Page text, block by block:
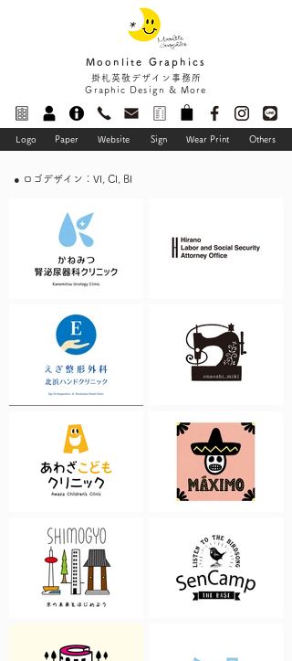
Moonlite Graphics
掛札英敬デザイン事務所
Graphic Design & More
Logo Paper Website Sign Wear Print Others
● ロゴデザイン：VI, CI, BI